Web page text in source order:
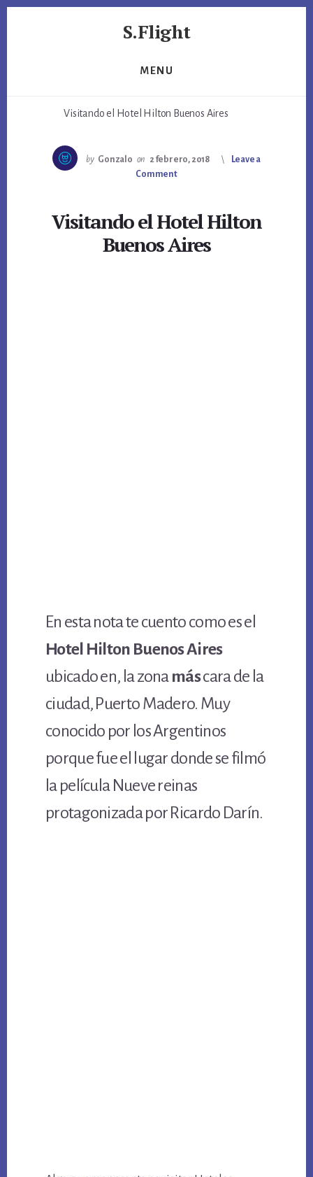
S.Flight
MENU
Visitando el Hotel Hilton Buenos Aires
by Gonzalo on 2 febrero, 2018
Leave a
Comment
Visitando el Hotel Hilton
Buenos Aires
En esta nota te cuento como es el
Hotel Hilton Buenos Aires
ubicado en, la zonamáscara de la
ciudad, Puerto Madero. Muy
conocido por los Argentinos
porque fue el lugar donde se filmó
la película Nueve reinas
protagonizada por Ricardo Darín.